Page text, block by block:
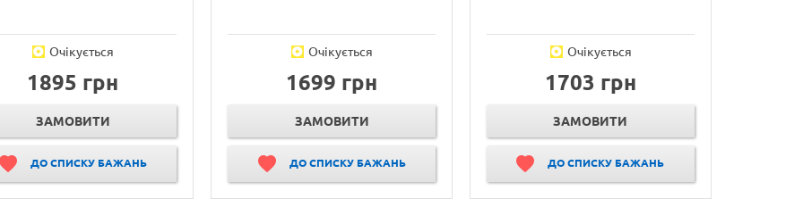
Очікується
1895 грн
ЗАМОВИТИ
ДО СПИСКУ БАЖАНЬ
Очікується
1699 грн
ЗАМОВИТИ
ДО СПИСКУ БАЖАНЬ
Очікується
1703 грн
ЗАМОВИТИ
ДО СПИСКУ БАЖАНЬ